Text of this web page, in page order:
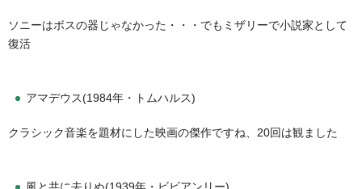
ソニーはボスの器じゃなかった・・・でもミザリーで小説家として
復活
アマデウス(1984年・トムハルス)
クラシック音楽を題材にした映画の傑作ですね、20回は観ました
風と共に去りぬ(1939年・ビビアンリー)